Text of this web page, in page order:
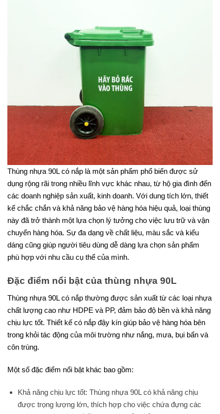
Thùng nhựa 90L có nắp là một sản phẩm phổ biến được sử
dụng rộng rãi trong nhiều lĩnh vực khác nhau, từ hộ gia đình đến
các doanh nghiệp sản xuất, kinh doanh. Với dung tích lớn, thiết
kế chắc chắn và khả năng bảo vệ hàng hóa hiệu quả, loại thùng
này đã trở thành một lựa chọn lý tưởng cho việc lưu trữ và vận
chuyển hàng hóa. Sự đa dạng về chất liệu, màu sắc và kiểu
dáng cũng giúp người tiêu dùng dễ dàng lựa chọn sản phẩm
phù hợp với nhu cầu cụ thể của mình.
Đặc điểm nổi bật của thùng nhựa 90L
Thùng nhựa 90L có nắp thường được sản xuất từ các loại nhựa
chất lượng cao như HDPE và PP, đảm bảo độ bền và khả năng
chịu lực tốt. Thiết kế có nắp đậy kín giúp bảo vệ hàng hóa bên
trong khỏi tác động của môi trường như nắng, mưa, bụi bẩn và
côn trùng.
Một số đặc điểm nổi bật khác bao gồm:
Khả năng chịu lực tốt: Thùng nhựa 90L có khả năng chịu
được trọng lượng lớn, thích hợp cho việc chứa đựng các